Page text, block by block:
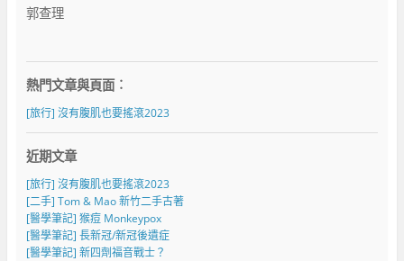
郭查理
熱門文章與頁面︰
[旅行] 沒有腹肌也要搖滾2023
近期文章
[旅行] 沒有腹肌也要搖滾2023
[二手] Tom & Mao 新竹二手古著
[醫學筆記] 猴痘 Monkeypox
[醫學筆記] 長新冠/新冠後遺症
[醫學筆記] 新四劑福音戰士？